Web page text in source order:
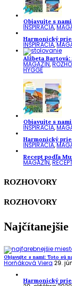
Objavujte s
INŠPIRÁCIA,
Harmonický
INŠPIRÁCIA,
Alžbeta
MAGAZÍN,
HYGGE
Objavujte s
INŠPIRÁCIA,
Harmonický
INŠPIRÁCIA,
Recept podľa
MAGAZÍN,
ROZHOVORY
ROZHOVORY
Najčítanejšie
Objavujte s nami: Toto sú
Horňáková Viera 29.
Harmonický